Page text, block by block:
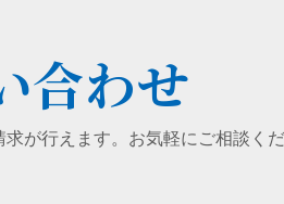
合わせ
が行えます。お気軽にご相談くだ